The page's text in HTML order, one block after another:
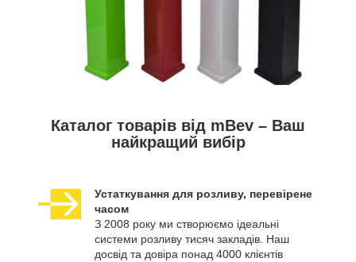
Каталог товарів від mBev – Ваш
найкращий вибір
Устаткування для розливу, перевірене
часом
З 2008 року ми створюємо ідеальні
системи розливу тисяч закладів. Наш
досвід та довіра понад 4000 клієнтів